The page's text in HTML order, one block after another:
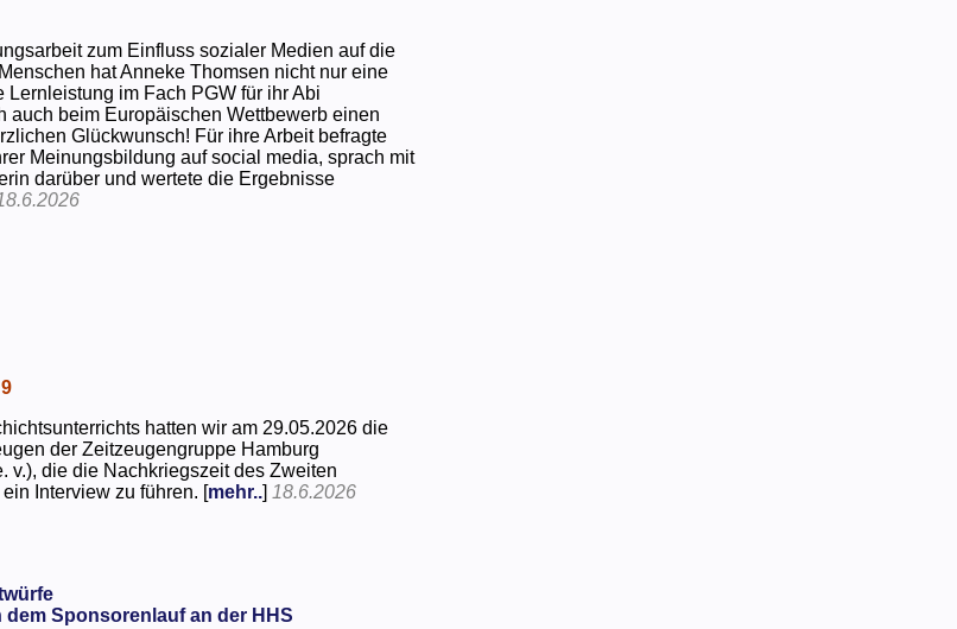
zum Einfluss sozialer Medien auf die
hat Anneke Thomsen nicht nur eine
Lernleistung im Fach PGW für ihr Abi
auch beim Europäischen Wettbewerb einen
Glückwunsch! Für ihre Arbeit befragte
Meinungsbildung auf social media, sprach mit
darüber und wertete die Ergebnisse
hatten wir am 29.05.2026 die
der Zeitzeugengruppe Hamburg
v.), die die Nachkriegszeit des Zweiten
Interview zu führen. [mehr..] 18.6.2026
Sponsorenlauf an der HHS